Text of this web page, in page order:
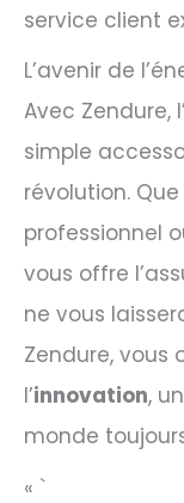
service client
L’avenir de
Avec Zendure,
simple
révolution.
professionnel
vous offre
ne vous
Zendure, vous
l’innovation,
monde
« `